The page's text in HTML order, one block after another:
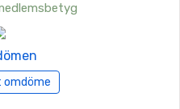
omdöme